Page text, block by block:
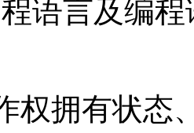
语言及编
权拥有状态